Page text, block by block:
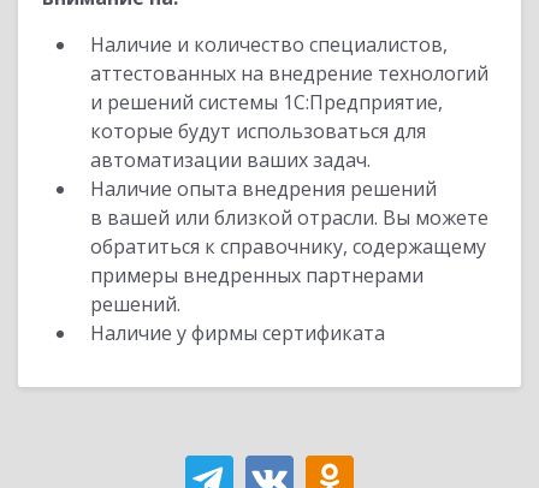
Наличие и количество специалистов,
аттестованных на внедрение технологий
и решений системы 1С:Предприятие,
которые будут использоваться для
автоматизации ваших задач.
Наличие опыта внедрения решений
в вашей или близкой отрасли. Вы можете
обратиться к справочнику, содержащему
примеры внедренных партнерами
решений.
Наличие у фирмы сертификата